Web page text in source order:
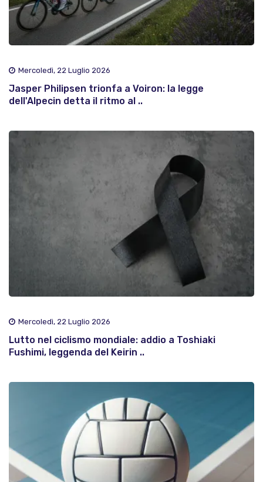
Mercoledì, 22 Luglio 2026
Jasper Philipsen trionfa a Voiron: la legge
dell'Alpecin detta il ritmo al ..
Mercoledì, 22 Luglio 2026
Lutto nel ciclismo mondiale: addio a Toshiaki
Fushimi, leggenda del Keirin ..